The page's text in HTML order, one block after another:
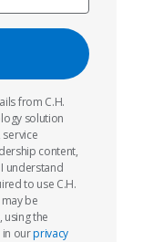
from C.H.
solution
content,
understand
to use C.H.
be
the
in ourprivacy